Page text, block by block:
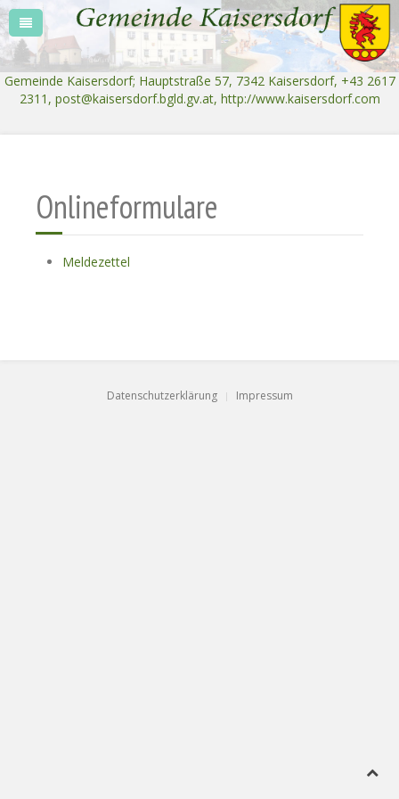
Gemeinde Kaisersdorf; Hauptstraße 57, 7342 Kaisersdorf, +43 2617
2311, post@kaisersdorf.bgld.gv.at, http://www.kaisersdorf.com
Onlineformulare
Meldezettel
Datenschutzerklärung Impressum